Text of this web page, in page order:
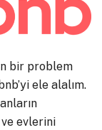
bir problem
ele alalım.
ve evlerini